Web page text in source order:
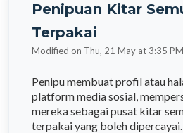
Penipuan Kitar
Terpakai
Modified on Thu, 21 May at 3:35 PM
Penipu membuat profil atau
platform media sosial,
mereka sebagai pusat kitar
terpakai yang boleh